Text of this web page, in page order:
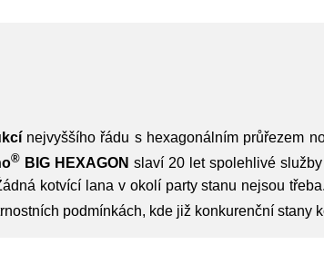
nejvyššího řádu s hexagonálním průřezem
® BIG HEXAGONslaví 20 let spolehlivé
kotvící lana v okolí party stanu nejsou
podmínkách, kde již konkurenční stany